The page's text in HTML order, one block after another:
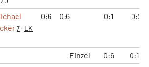
7· LK
0:6 0:6 0:1 0:2
Einzel 0:6
0:12